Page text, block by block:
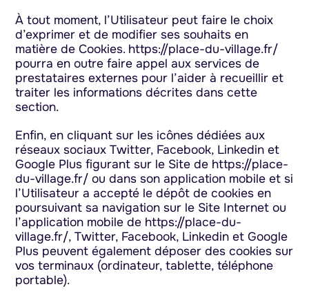
À tout moment, l’Utilisateur peut faire le choix
d’exprimer et de modifier ses souhaits en
matière de Cookies. https://place-du-village.fr/
pourra en outre faire appel aux services de
prestataires externes pour l’aider à recueillir et
traiter les informations décrites dans cette
section.
Enfin, en cliquant sur les icônes dédiées aux
réseaux sociaux Twitter, Facebook, Linkedin et
Google Plus figurant sur le Site de https://place-
du-village.fr/ ou dans son application mobile et si
l’Utilisateur a accepté le dépôt de cookies en
poursuivant sa navigation sur le Site Internet ou
l’application mobile de https://place-du-
village.fr/, Twitter, Facebook, Linkedin et Google
Plus peuvent également déposer des cookies sur
vos terminaux (ordinateur, tablette, téléphone
portable).